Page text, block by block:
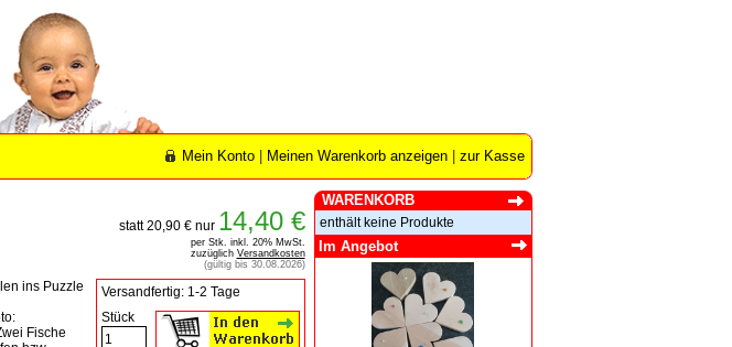
Mein Konto| Meinen Warenkorb anzeigen| zur Kasse
statt 20,90 € nur 14,40 €
per Stk. inkl. 20% MwSt.
zuzüglich Versandkosten
(gültig bis 30.08.2026)
ins Puzzle
Fische
Versandfertig: 1-2 Tage
Stück
WARENKORB
enthält keine Produkte
Im Angebot